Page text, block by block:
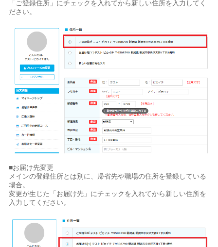
「ご登録住所」にチェックを入れてから新しい住所を入力してく
ださい。
■お届け先変更
メインの登録住所とは別に、帰省先や職場の住所を登録している
場合。
変更が生じた「お届け先」にチェックを入れてから新しい住所を
入力してください。